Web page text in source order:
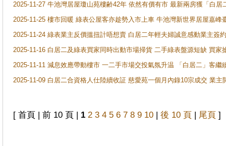
2025-11-27 牛池灣居屋瓊山苑樓齢42年 依然有價有市 最新兩房獲「白居
2025-11-25 樓市回暖 綠表公屋客亦趁勢入市上車 牛池灣新世界居屋嘉峰
2025-11-24 綠表業主反價搵扭計唔想賣 白居二年輕夫婦誠意感動業主簽
2025-11-16 白居二及綠表買家同時出動市場掃貨 二手綠表盤源短缺 買
2025-11-11 減息效應帶動樓市 一二手市場交投氣氛升温 「白居二」客
2025-11-09 白居二合資格人仕陸續收証 慈愛苑一個月內錄10宗成交 業
[ 首頁 | 前 10 頁 | 1 2 3 4 5 6 7 8 9 10 | 後 10 頁 | 尾頁 ]